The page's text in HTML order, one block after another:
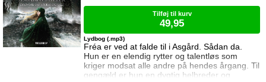
Fréa er ved at falde til i Asgård. Sådan da.
Hun er en elendig rytter og talentløs som
kriger modsat alle andre på hendes årgang. Til
gengæld er hun en dygtig helbreder og
Lydbog (.mp3)
Tilføj til kurv
49,95